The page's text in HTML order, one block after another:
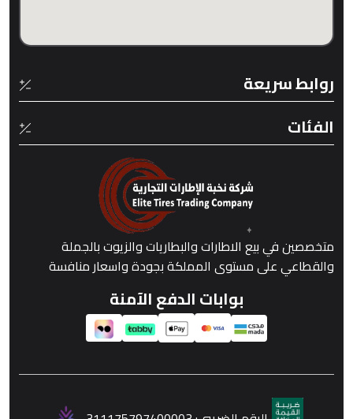
روابط سريعة
الفئات
متخصصين في بيع الاطارات والبطاريات والزيوت بالجملة
والقطاعي على مستوى المملكة بجودة واسعار منافسة
بوابات الدفع الآمنة